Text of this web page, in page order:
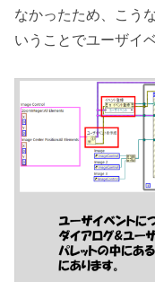
なかったため、こう
いうことでユーザイ